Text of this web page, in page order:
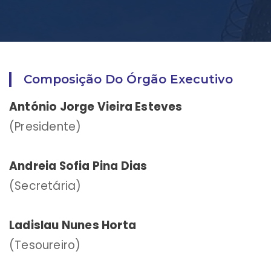
Composição Do Órgão Executivo
António Jorge Vieira Esteves
(Presidente)
Andreia Sofia Pina Dias
(Secretária)
Ladislau Nunes Horta
(Tesoureiro)